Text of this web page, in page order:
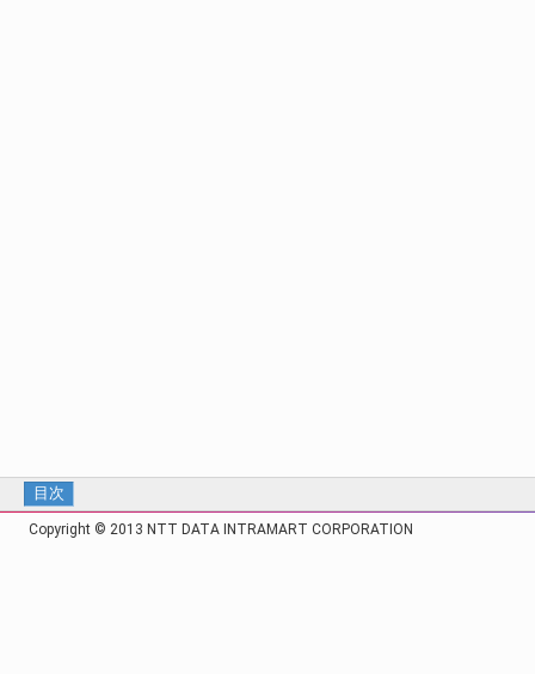
目次
Copyright © 2013 NTT DATA INTRAMART CORPORATION